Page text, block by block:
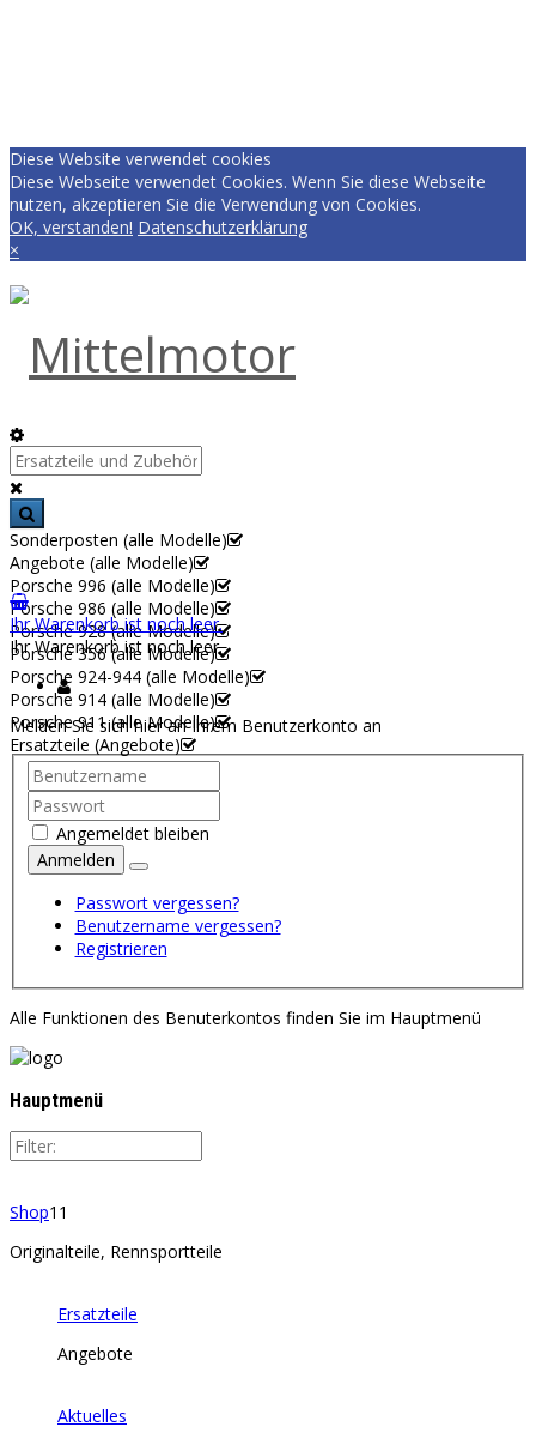
Diese Website verwendet cookies
Diese Webseite verwendet Cookies. Wenn Sie diese Webseite
nutzen, akzeptieren Sie die Verwendung von Cookies.
OK, verstanden! Datenschutzerklärung
×
Sonderposten (alle Modelle)
Angebote (alle Modelle)
Porsche 996 (alle Modelle)
Porsche 986 (alle Modelle)
Porsche 928 (alle Modelle)
Porsche 356 (alle Modelle)
Porsche 924-944 (alle Modelle)
Porsche 914 (alle Modelle)
Porsche 911 (alle Modelle)
Ersatzteile (Angebote)
Ihr Warenkorb ist noch leer.
Ihr Warenkorb ist noch leer.
Melden Sie sich hier an Ihrem Benutzerkonto an
Angemeldet bleiben
Anmelden
Passwort vergessen?
Benutzername vergessen?
Registrieren
Alle Funktionen des Benuterkontos finden Sie im Hauptmenü
Hauptmenü
Shop11
Originalteile, Rennsportteile
Ersatzteile
Angebote
Aktuelles